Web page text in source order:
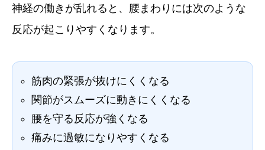
神経の働きが乱れると、腰まわりには次のような
反応が起こりやすくなります。
筋肉の緊張が抜けにくくなる
関節がスムーズに動きにくくなる
腰を守る反応が強くなる
痛みに過敏になりやすくなる